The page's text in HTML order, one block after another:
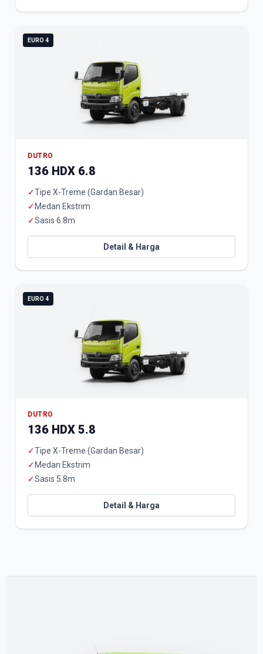
EURO 4
DUTRO
136 HDX 6.8
✓Tipe X-Treme (Gardan Besar)
✓ Medan Ekstrim
✓Sasis 6.8m
Detail & Harga
EURO 4
DUTRO
136 HDX 5.8
✓Tipe X-Treme (Gardan Besar)
✓ Medan Ekstrim
✓Sasis 5.8m
Detail & Harga